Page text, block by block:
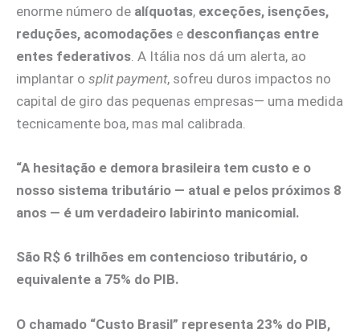
enorme número de alíquotas, exceções, isenções,
reduções, acomodações e desconfianças entre
entes federativos . A Itália nos dá um alerta, ao
implantar o split payment, sofreu duros impactos no
capital de giro das pequenas empresas— uma medida
tecnicamente boa, mas mal calibrada.
“A hesitação e demora brasileira tem custo e o
nosso sistema tributário — atual e pelos próximos 8
anos — é um verdadeiro labirinto manicomial.
São R$ 6 trilhões em contencioso tributário, o
equivalente a 75% do PIB.
O chamado “Custo Brasil” representa 23% do PIB,